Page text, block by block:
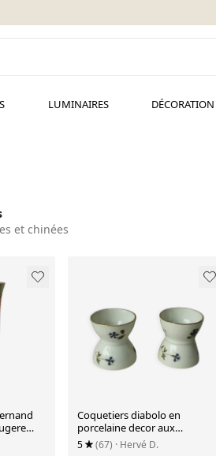
LUMINAIRES DÉCORATION
et chinées
Coquetiers diabolo en
porcelaine decor aux
barbeaux
5 (67) · Hervé D.